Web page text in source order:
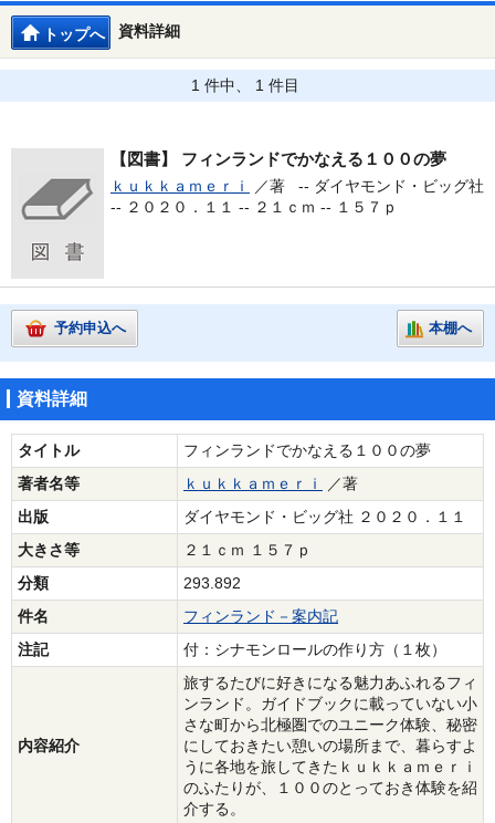
資料詳細
トップへ
1 件中、 1 件目
【図書】 フィンランドでかなえる１００の夢
ｋｕｋｋａｍｅｒｉ ／著 -- ダイヤモンド・ビッグ社
-- ２０２０．１１ -- ２１ｃｍ -- １５７ｐ
予約申込へ 本棚へ
資料詳細
タイトル
フィンランドでかなえる１００の夢
著者名等
ｋｕｋｋａｍｅｒｉ
／著
出版
ダイヤモンド・ビッグ社 ２０２０．１１
大きさ等
２１ｃｍ １５７ｐ
分類
293.892
件名
フィンランド－案内記
注記
付：シナモンロールの作り方（１枚）
内容紹介
旅するたびに好きになる魅力あふれるフィ
ンランド。ガイドブックに載っていない小
さな町から北極圏でのユニーク体験、秘密
にしておきたい憩いの場所まで、暮らすよ
うに各地を旅してきたｋｕｋｋａｍｅｒｉ
のふたりが、１００のとっておき体験を紹
介する。